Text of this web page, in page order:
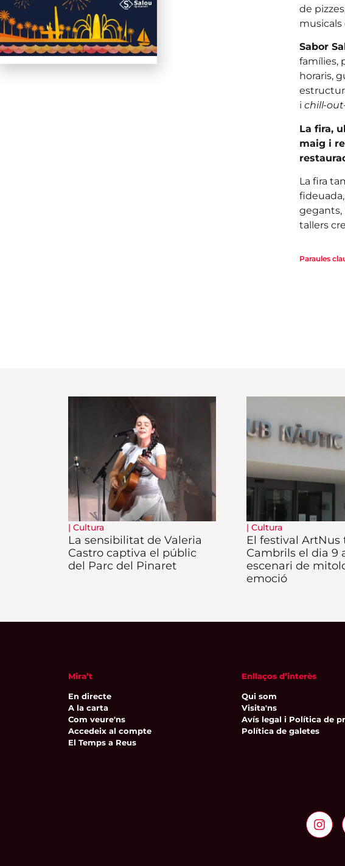
de
musicals
Sabor
famílies,
horaris,
i chill-out
La fira,
maig i
La fira
fideuada,
gegants,
tallers
Paraules
| Cultura
La sensibilitat de Valeria
Castro captiva el públic
del Parc del Pinaret
| Cultura
El festival ArtNus
Cambrils el dia 9
escenari de
emoció
Mira’t
En directe
A la carta
Com veure'ns
Accedeix al compte
El Temps a Reus
Enllaços d’interès
Qui som
Visita'ns
Avís legal i Política de
Política de galetes